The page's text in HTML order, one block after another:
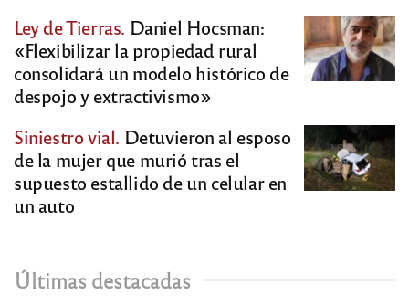
Ley de Tierras. Daniel Hocsman:
«Flexibilizar la propiedad rural
consolidará un modelo histórico de
despojo y extractivismo»
Siniestro vial. Detuvieron al esposo
de la mujer que murió tras el
supuesto estallido de un celular en
un auto
Últimas destacadas